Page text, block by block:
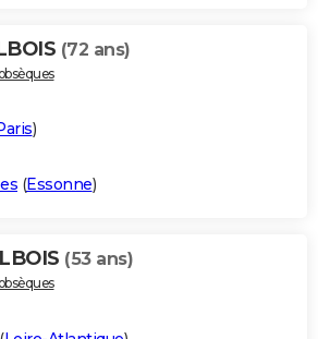
(72 ans)
)
(Essonne)
(53 ans)